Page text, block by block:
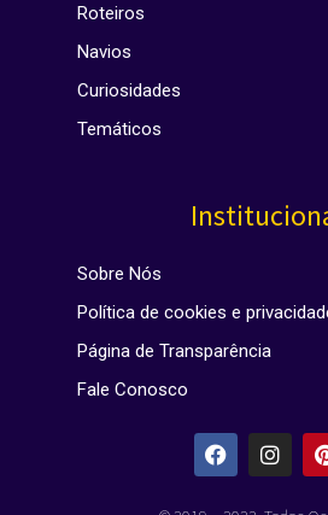
Roteiros
Navios
Curiosidades
Temáticos
Sobre Nós
Política de cookies e
Página de Transparência
Fale Conosco